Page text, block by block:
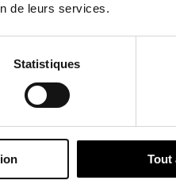
de leurs services.
Statistiques
Tout